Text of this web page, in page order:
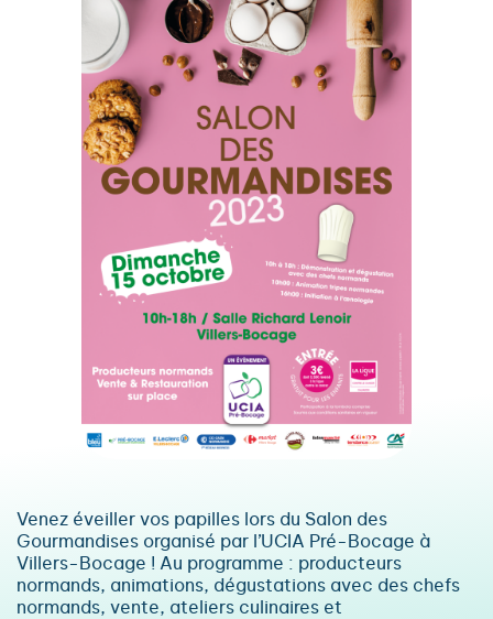
Venez éveiller vos papilles lors du Salon des
Gourmandises organisé par l’UCIA Pré-Bocage à
Villers-Bocage ! Au programme : producteurs
normands, animations, dégustations avec des chefs
normands, vente, ateliers culinaires et